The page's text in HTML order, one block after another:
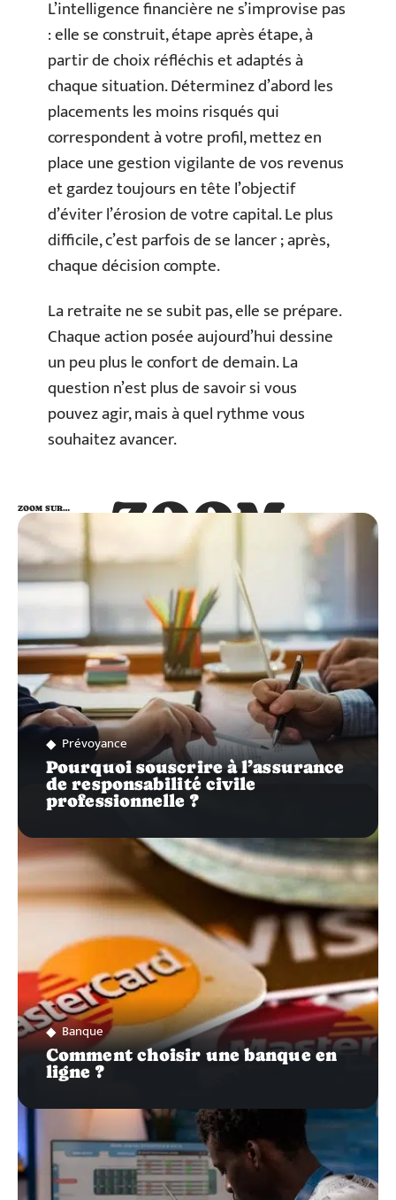
L’intelligence financière ne s’improvise pas
: elle se construit, étape après étape, à
partir de choix réfléchis et adaptés à
chaque situation. Déterminez d’abord les
placements les moins risqués qui
correspondent à votre profil, mettez en
place une gestion vigilante de vos revenus
et gardez toujours en tête l’objectif
d’éviter l’érosion de votre capital. Le plus
difficile, c’est parfois de se lancer ; après,
chaque décision compte.
La retraite ne se subit pas, elle se prépare.
Chaque action posée aujourd’hui dessine
un peu plus le confort de demain. La
question n’est plus de savoir si vous
pouvez agir, mais à quel rythme vous
souhaitez avancer.
ZOOM
SUR…
ZOOM SUR…
Prévoyance
Pourquoi souscrire à l’assurance
de responsabilité civile
professionnelle ?
Banque
Comment choisir une banque en
ligne ?